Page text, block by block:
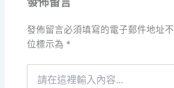
發佈留言必須填寫的電子郵件地址
位標示為 *